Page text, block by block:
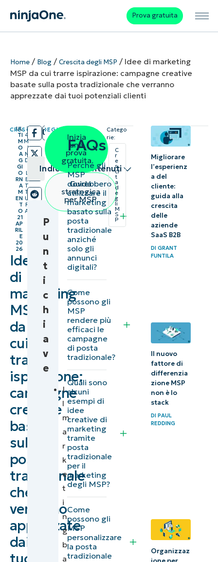
Prova gratuita
Home/ Blog/ Crescita degli MSP / Idee di marketing
MSP da cui trarre ispirazione: campagne creative
basate sulla posta tradizionale che verranno
apprezzate dai tuoi potenziali clienti
CRESCITA DEGLI MSP
/
UL
TI
M
O
A
G
GI
O
RN
A
M
EN
T
O
21
AP
RIL
E
20
26
1
4
M
I
N
D
L
E
T
T
U
R
A
Idee
di
marketing
MSP
da
cui
trarre
ispirazione:
campagne
creative
basate
sulla
posta
tradizionale
che
verranno
apprezzate
dai
Indice dei contenuti
Riepilogo
Procediamo
con ordine:
Crea le
condizioni
per un
programma
di
marketing
basato sulla
posta
tradizionale
efficace
Prendi
spunto da
queste
idee per
campagne
marketing
efficaci
tramite
posta
tradizionale
Adatta il
P
u
n
t
i
c
h
i
a
v
e
I
l
m
a
r
k
e
t
i
n
g
b
a
Inizia
una
prova
gratuita
Guida
strategica
per MSP
FAQs
Perché gli
MSP
dovrebbero
utilizzare il
marketing
basato sulla
posta
tradizionale
anziché
solo gli
annunci
digitali?
Come
possono gli
MSP
rendere più
efficaci le
campagne
di posta
tradizionale?
Quali sono
alcuni
esempi di
idee
creative di
marketing
tramite
posta
tradizionale
per il
marketing
degli MSP?
Come
possono gli
MSP
personalizzare
la posta
tradizionale
Catego
rie:
C
r
e
s
ci
t
a
d
e
g
li
M
S
P
Migliorare
l’esperienz
a del
cliente:
guida alla
crescita
delle
aziende
SaaS B2B
DIGRANT
FUNTILA
Il nuovo
fattore di
differenzia
zione MSP
non è lo
stack
DIPAUL
REDDING
Organizzaz